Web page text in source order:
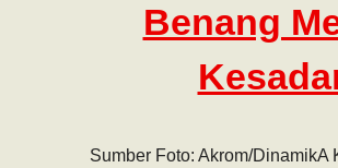
Benang
Sumber Foto: Akrom/DinamikA